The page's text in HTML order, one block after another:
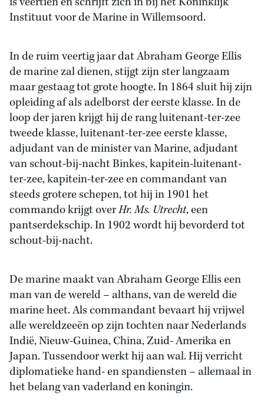
Instituut voor de Marine in Willemsoord.
In de ruim veertig jaar dat Abraham George Ellis
de marine zal dienen, stijgt zijn ster langzaam
maar gestaag tot grote hoogte. In 1864 sluit hij zijn
opleiding af als adelborst der eerste klasse. In de
loop der jaren krijgt hij de rang luitenant-ter-zee
tweede klasse, luitenant-ter-zee eerste klasse,
adjudant van de minister van Marine, adjudant
van schout-bij-nacht Binkes, kapitein-luitenant-
ter-zee, kapitein-ter-zee en commandant van
steeds grotere schepen, tot hij in 1901 het
commando krijgt overHr. Ms. Utrecht, een
pantserdekschip. In 1902 wordt hij bevorderd tot
schout-bij-nacht.
De marine maakt van Abraham George Ellis een
man van de wereld – althans, van de wereld die
marine heet. Als commandant bevaart hij vrijwel
alle wereldzeeën op zijn tochten naar Nederlands
Indië, Nieuw-Guinea, China, Zuid- Amerika en
Japan. Tussendoor werkt hij aan wal. Hij verricht
diplomatieke hand- en spandiensten – allemaal in
het belang van vaderland en koningin.